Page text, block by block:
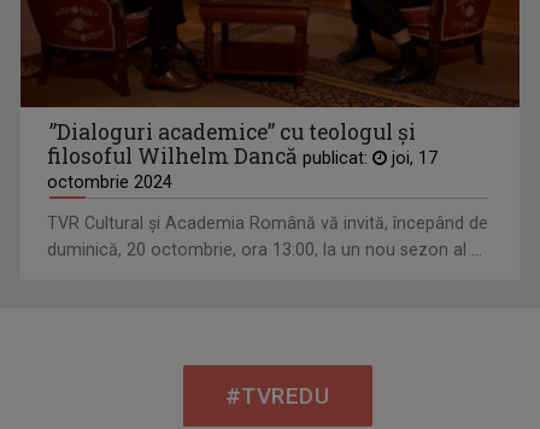
”Dialoguri academice” cu teologul și
filosoful Wilhelm Dancă publicat:
joi, 17
octombrie 2024
TVR Cultural şi Academia Română vă invită, începând de
duminică, 20 octombrie, ora 13:00, la un nou sezon al ...
#TVREDU